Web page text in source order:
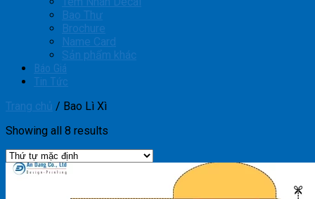
Bao Thư
Brochure
Name Card
Sản phẩm khác
Báo Giá
Tin Tức
Trang chủ / Bao Lì Xì
Showing all 8 results